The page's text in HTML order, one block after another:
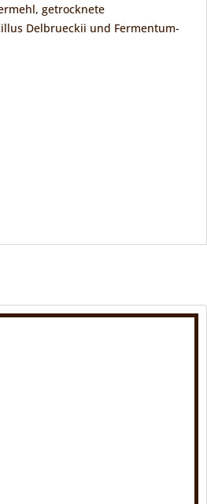
getrocknete
Delbrueckii und Fermentum-